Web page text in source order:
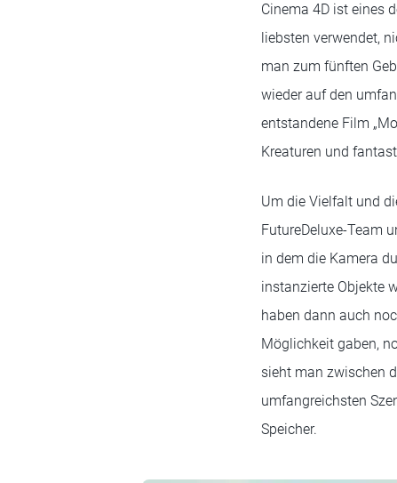
Cinema 4D ist eines
liebsten verwendet,
man zum fünften
wieder auf den
entstandene Film
Kreaturen und
Um die Vielfalt und
FutureDeluxe-Team
in dem die Kamera
instanzierte Objekte
haben dann auch
Möglichkeit gaben,
sieht man zwischen
umfangreichsten
Speicher.